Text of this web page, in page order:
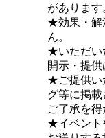
があります
★効果・解
ん。
★いただい
開示・提供
★ご提供い
グ等に掲
ご了承を得
★イベント